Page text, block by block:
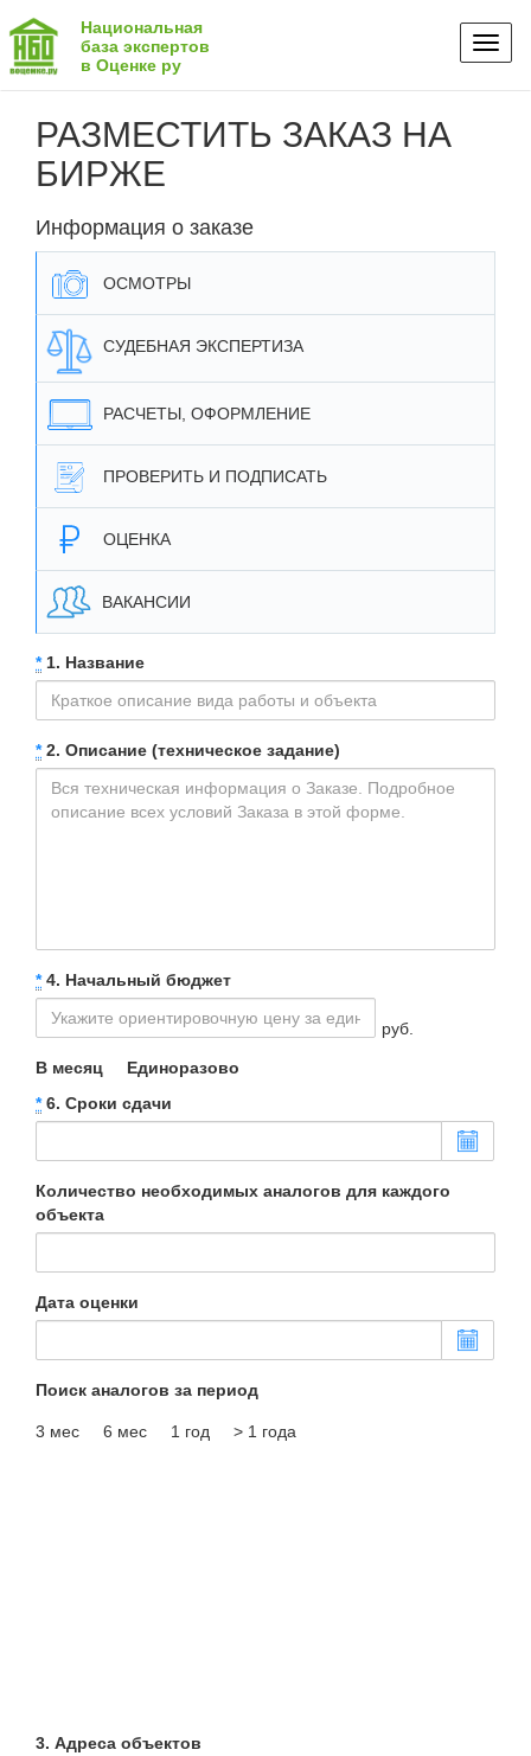
Национальная
база экспертов
в Оценке ру
РАЗМЕСТИТЬ ЗАКАЗ НА
БИРЖЕ
Информация о заказе
ОСМОТРЫ
СУДЕБНАЯ ЭКСПЕРТИЗА
РАСЧЕТЫ, ОФОРМЛЕНИЕ
ПРОВЕРИТЬ И ПОДПИСАТЬ
ОЦЕНКА
ВАКАНСИИ
*1. Название
*2. Описание (техническое задание)
*4. Начальный бюджет
руб.
В месяц
Единоразово
*6. Сроки сдачи
Количество необходимых аналогов для каждого
объекта
Дата оценки
Поиск аналогов за период
3 мес 6 мес 1 год > 1 года
3. Адреса объектов